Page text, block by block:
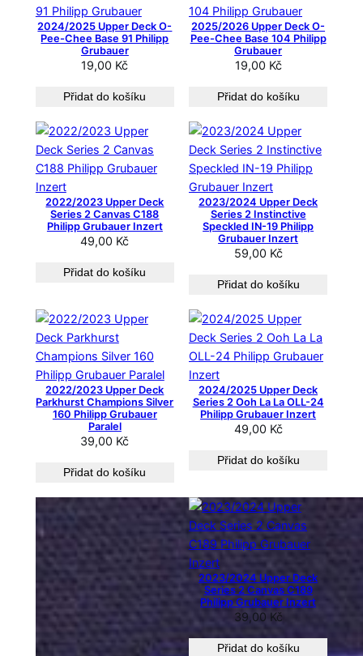
z
e
n
o
o
n
e
j
o
v
ě
š
c
h
2024/2025 Upper Deck O-
Pee-Chee Base 91 Philipp
Grubauer
19,00 Kč
Přidat do košíku
2025/2026 Upper Deck O-
Pee-Chee Base 104 Philipp
Grubauer
19,00 Kč
Přidat do košíku
2022/2023 Upper Deck
Series 2 Canvas C188
Philipp Grubauer Inzert
49,00 Kč
Přidat do košíku
2023/2024 Upper Deck
Series 2 Instinctive
Speckled IN-19 Philipp
Grubauer Inzert
59,00 Kč
Přidat do košíku
2022/2023 Upper Deck
Parkhurst Champions Silver
160 Philipp Grubauer
Paralel
39,00 Kč
Přidat do košíku
2024/2025 Upper Deck
Series 2 Ooh La La OLL-24
Philipp Grubauer Inzert
49,00 Kč
Přidat do košíku
2023/2024 Upper Deck
Series 2 Canvas C189
Philipp Grubauer Inzert
39,00 Kč
Přidat do košíku